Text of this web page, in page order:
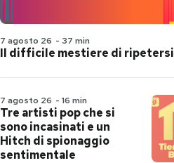
7 agosto 26 - 37 min
Il difficile mestiere di ripetersi
7 agosto 26 - 16 min
Tre artisti pop che si
sono incasinati e un
Hitch di spionaggio
sentimentale